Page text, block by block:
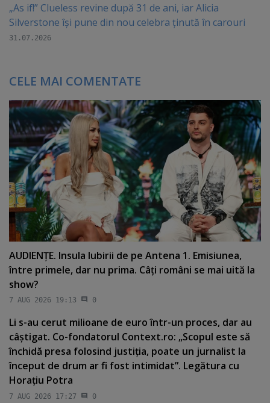
„As if!” Clueless revine după 31 de ani, iar Alicia
Silverstone își pune din nou celebra ținută în carouri
31.07.2026
CELE MAI COMENTATE
AUDIENŢE. Insula Iubirii de pe Antena 1. Emisiunea,
între primele, dar nu prima. Câţi români se mai uită la
show?
7 AUG 2026 19:13 0
Li s-au cerut milioane de euro într-un proces, dar au
câştigat. Co-fondatorul Context.ro: „Scopul este să
închidă presa folosind justiţia, poate un jurnalist la
început de drum ar fi fost intimidat”. Legătura cu
Horaţiu Potra
7 AUG 2026 17:27 0